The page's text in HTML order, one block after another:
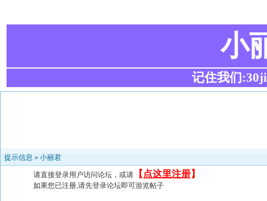
小
记住我们
提示信息 » 小丽君
请直接登录用户访问论坛，或请 【 点这里注册】
如果您已注册,请先登录论坛即可游览帖子